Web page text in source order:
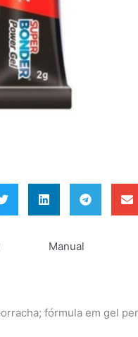
Manual
fórmula em gel